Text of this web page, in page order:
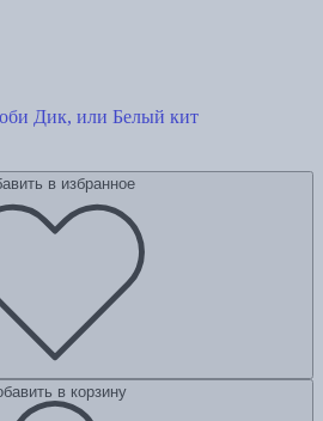
Дик, или Белый кит
в избранное
в корзину